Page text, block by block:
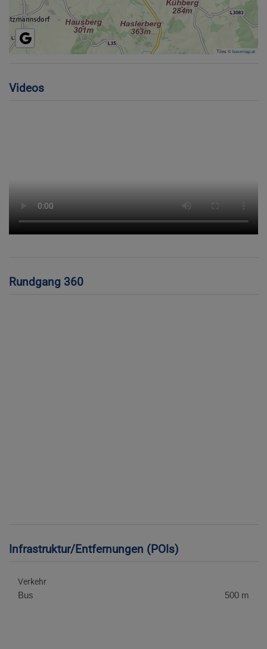
Tiles ©basemap.at
Videos
Rundgang 360
Infrastruktur/Entfernungen (POIs)
Verkehr
Bus 500 m